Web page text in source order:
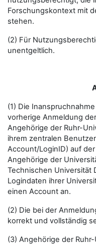
Forschungskontext mit
stehen.
(2) Für
unentgeltlich.
(1) Die
vorherige Anmeldung
Angehörige der Ruhr-
ihrem zentralen
Account/LoginID) auf
Angehörige der
Technischen Universität
Logindaten ihrer
einen Account an.
(2) Die bei der
korrekt und vollständig
(3) Angehörige der